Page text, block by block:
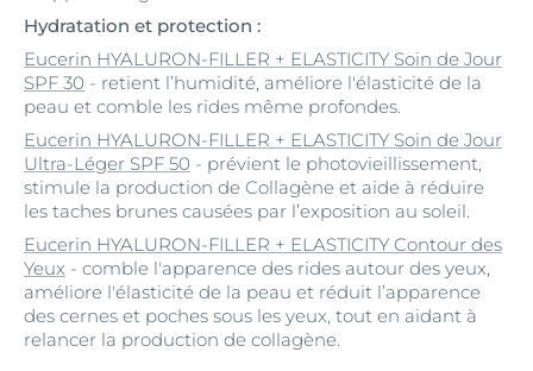
Hydratation et protection :
Eucerin HYALURON-FILLER + ELASTICITY Soin de Jour
SPF 30 - retient l’humidité, améliore l'élasticité de la
peau et comble les rides même profondes.
Eucerin HYALURON-FILLER + ELASTICITY Soin de Jour
Ultra-Léger SPF 50 - prévient le photovieillissement,
stimule la production de Collagène et aide à réduire
les taches brunes causées par l’exposition au soleil.
Eucerin HYALURON-FILLER + ELASTICITY Contour des
Yeux - comble l'apparence des rides autour des yeux,
améliore l'élasticité de la peau et réduit l’apparence
des cernes et poches sous les yeux, tout en aidant à
relancer la production de collagène.